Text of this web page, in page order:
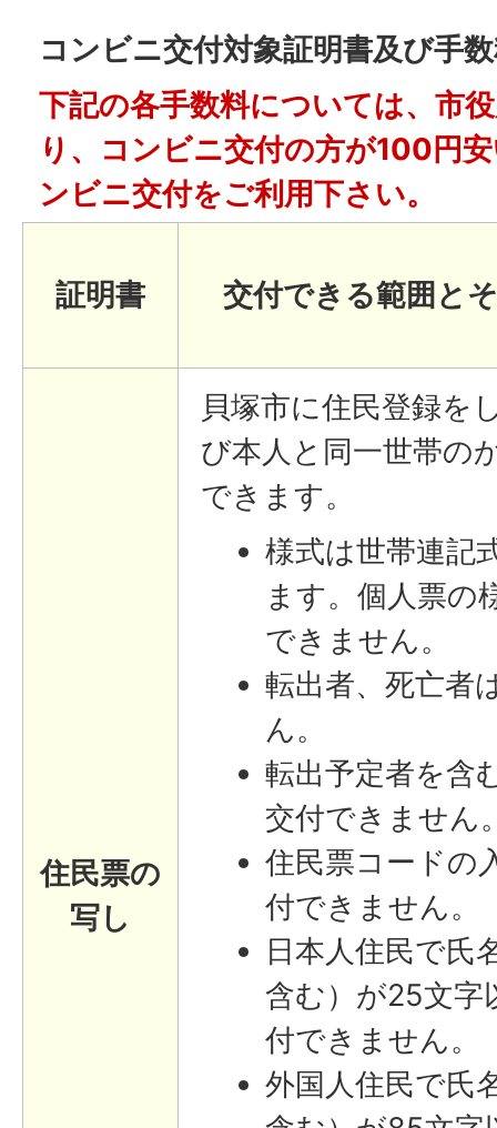
コンビニ交付対象証明書及び手
下記の各手数料については、市
り、コンビニ交付の方が100円
ンビニ交付をご利用下さい。
証明書 交付できる範囲と
住民票の
写し
貝塚市に住民登録を
び本人と同一世帯の
できます。
様式は世帯連記
ます。個人票の
できません。
転出者、死亡者
ん。
転出予定者を含
交付できません
住民票コードの
付できません。
日本人住民で氏
含む）が25文字
付できません。
外国人住民で氏